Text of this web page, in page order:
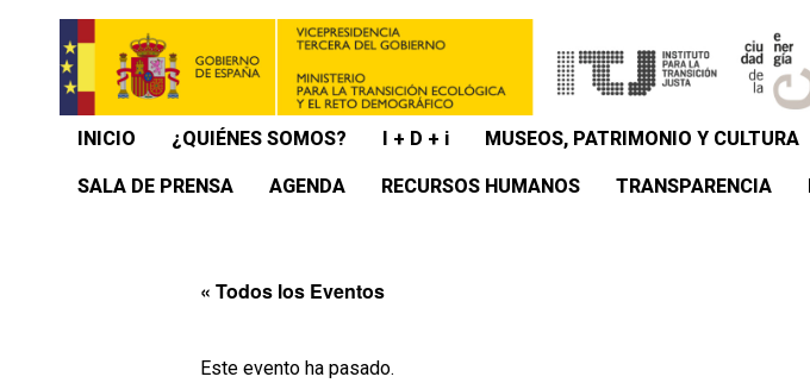
INICIO ¿QUIÉNES SOMOS? I + D + i MUSEOS, PATRIMONIO Y CULTURA
SALA DE PRENSA AGENDA RECURSOS HUMANOS TRANSPARENCIA
« Todos los Eventos
Este evento ha pasado.